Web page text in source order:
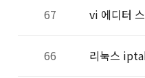
67 vi 에디터
66 리눅스